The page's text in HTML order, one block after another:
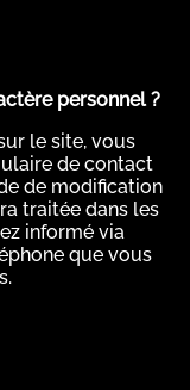
personnel ?
le site, vous
de contact
de modification
traitée dans les
informé via
que vous